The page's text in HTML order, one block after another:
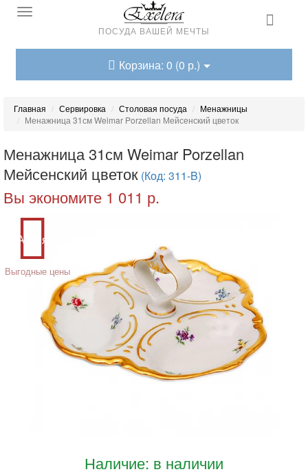
ПОСУДА ВАШЕЙ МЕЧТЫ
Корзина: 0 (0 р.)
Главная Сервировка Столовая посуда
Менажницы
Менажница 31см Weimar Porzellan Мейсенский цветок
Менажница 31см Weimar Porzellan
Мейсенский цветок (Код: 311-B)
Вы экономите 1 011 р.
Акция
Выгодные цены
Наличие: в наличии